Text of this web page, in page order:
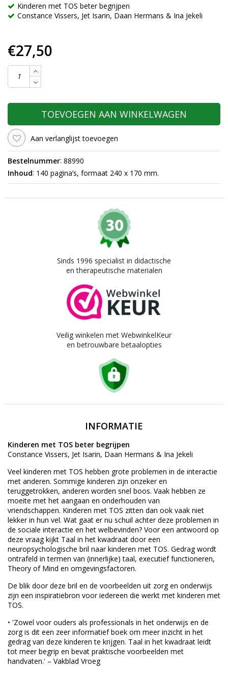
Kinderen met TOS beter begrijpen
Constance Vissers, Jet Isarin, Daan Hermans & Ina Jekeli
€27,50
TOEVOEGEN AAN WINKELWAGEN
Aan verlanglijst toevoegen
Bestelnummer: 88990
Inhoud: 140 pagina’s, formaat 240 x 170 mm.
Sinds 1996 specialist in didactische
en therapeutische materialen
Veilig winkelen met WebwinkelKeur
en betrouwbare betaalopties
INFORMATIE
Kinderen met TOS beter begrijpen
Constance Vissers, Jet Isarin, Daan Hermans & Ina Jekeli
Veel kinderen met TOS hebben grote problemen in de interactie
met anderen. Sommige kinderen zijn onzeker en
teruggetrokken, anderen worden snel boos. Vaak hebben ze
moeite met het aangaan en onderhouden van
vriendschappen. Kinderen met TOS zitten dan ook vaak niet
lekker in hun vel. Wat gaat er nu schuil achter deze problemen in
de sociale interactie en het welbevinden? Voor een antwoord op
deze vraag kijkt Taal in het kwadraat door een
neuropsychologische bril naar kinderen met TOS. Gedrag wordt
ontrafeld in termen van (innerlijke) taal, executief functioneren,
Theory of Mind en omgevingsfactoren.
De blik door deze bril en de voorbeelden uit zorg en onderwijs
zijn een inspiratiebron voor iedereen die werkt met kinderen met
TOS.
• 'Zowel voor ouders als professionals in het onderwijs en de
zorg is dit een zeer informatief boek om meer inzicht in het
gedrag van deze kinderen te krijgen. Taal in het kwadraat leidt
tot meer begrip en bevat praktische voorbeelden met
handvaten.' – Vakblad Vroeg